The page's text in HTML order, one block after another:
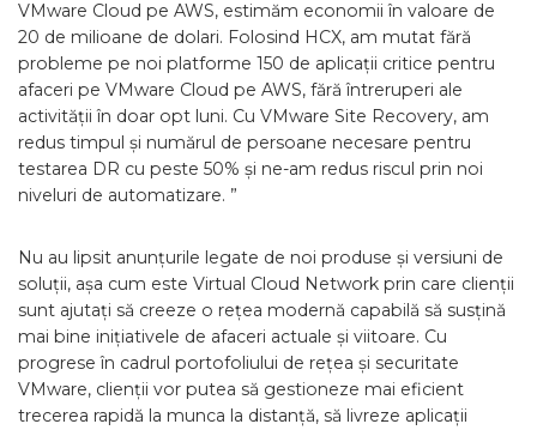
VMware Cloud pe AWS, estimăm economii în valoare de
20 de milioane de dolari. Folosind HCX, am mutat fără
probleme pe noi platforme 150 de aplicații critice pentru
afaceri pe VMware Cloud pe AWS, fără întreruperi ale
activității în doar opt luni. Cu VMware Site Recovery, am
redus timpul și numărul de persoane necesare pentru
testarea DR cu peste 50% și ne-am redus riscul prin noi
niveluri de automatizare. ”
Nu au lipsit anunțurile legate de noi produse și versiuni de
soluții, așa cum este Virtual Cloud Network prin care clienții
sunt ajutați să creeze o rețea modernă capabilă să susțină
mai bine inițiativele de afaceri actuale și viitoare. Cu
progrese în cadrul portofoliului de rețea și securitate
VMware, clienții vor putea să gestioneze mai eficient
trecerea rapidă la munca la distanță, să livreze aplicații